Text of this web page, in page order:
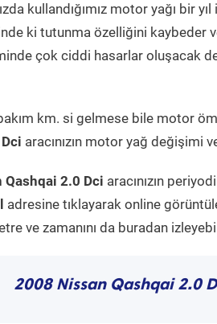
kullandığımız motor yağı
ki tutunma özelliğini kaybeder
çok ciddi hasarlar oluşacak
km. si gelmese bile motor
aracınızın motor yağ değişimi
2.0 Dci aracınızın
adresine tıklayarak online
ve zamanını da buradan
2008 Nissan Qashqai 2.0